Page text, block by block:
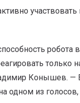
только
Конышев. —
одном из